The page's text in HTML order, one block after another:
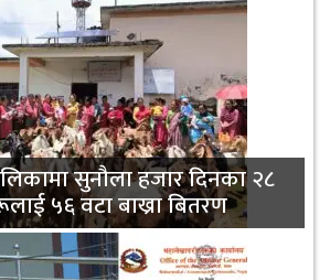
सुनौला हजार दिनका २८
५६ वटा बाख्रा बितरण